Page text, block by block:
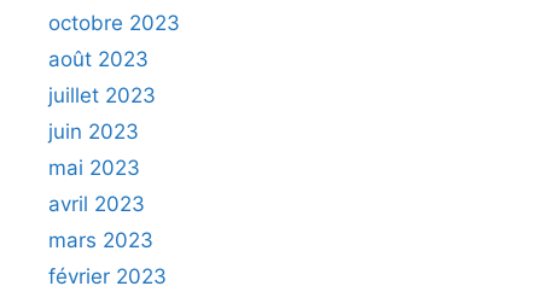
octobre 2023
août 2023
juillet 2023
juin 2023
mai 2023
avril 2023
mars 2023
février 2023